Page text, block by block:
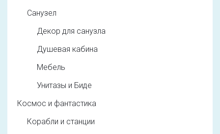
Санузел
Декор для санузла
Душевая кабина
Мебель
Унитазы и Биде
Космос и фантастика
Корабли и станции